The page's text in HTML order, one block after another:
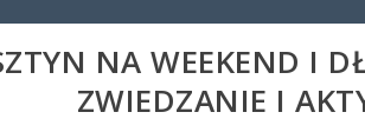
NA WEEKEND I
ZWIEDZANIE I